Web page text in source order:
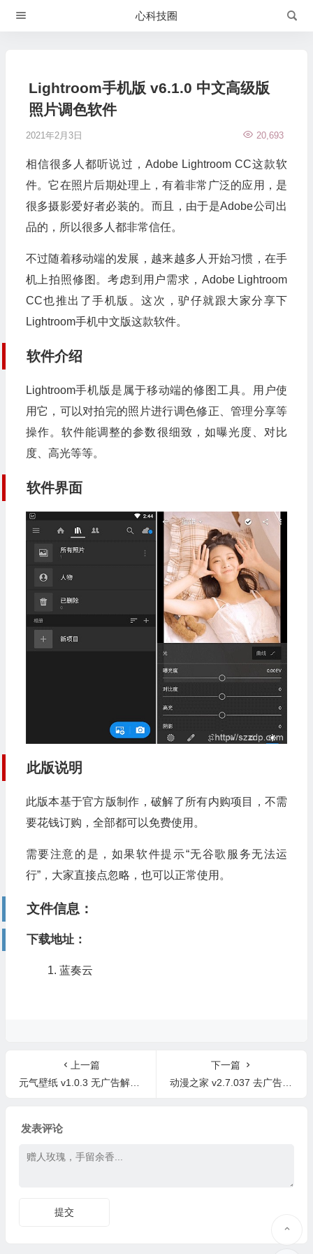
心科技圈
Lightroom手机版 v6.1.0 中文高级版
照片调色软件
2021年2月3日 20,693
相信很多人都听说过，Adobe Lightroom CC这款软
件。它在照片后期处理上，有着非常广泛的应用，是
很多摄影爱好者必装的。而且，由于是Adobe公司出
品的，所以很多人都非常信任。
不过随着移动端的发展，越来越多人开始习惯，在手
机上拍照修图。考虑到用户需求，Adobe Lightroom
CC也推出了手机版。这次，驴仔就跟大家分享下
Lightroom手机中文版这款软件。
软件介绍
Lightroom手机版是属于移动端的修图工具。用户使
用它，可以对拍完的照片进行调色修正、管理分享等
操作。软件能调整的参数很细致，如曝光度、对比
度、高光等等。
软件界面
此版说明
此版本基于官方版制作，破解了所有内购项目，不需
要花钱订购，全部都可以免费使用。
需要注意的是，如果软件提示“无谷歌服务无法运
行”，大家直接点忽略，也可以正常使用。
文件信息：
下载地址：
蓝奏云
上一篇
元气壁纸 v1.0.3 无广告解锁版 高清二次元壁纸
下一篇
动漫之家 v2.7.037 去广告版 看漫画神器
发表评论